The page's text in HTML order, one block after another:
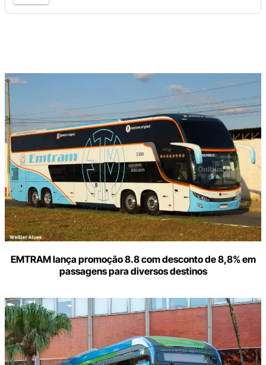
EMTRAM lança promoção 8.8 com desconto de 8,8% em
passagens para diversos destinos
Digite
aqui
o
seu
e-
mail